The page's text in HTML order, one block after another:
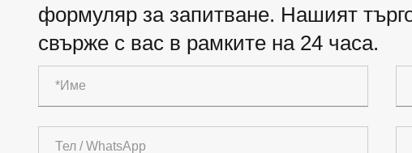
формуляр за запитване. Нашият
свърже с вас в рамките на 24 часа.